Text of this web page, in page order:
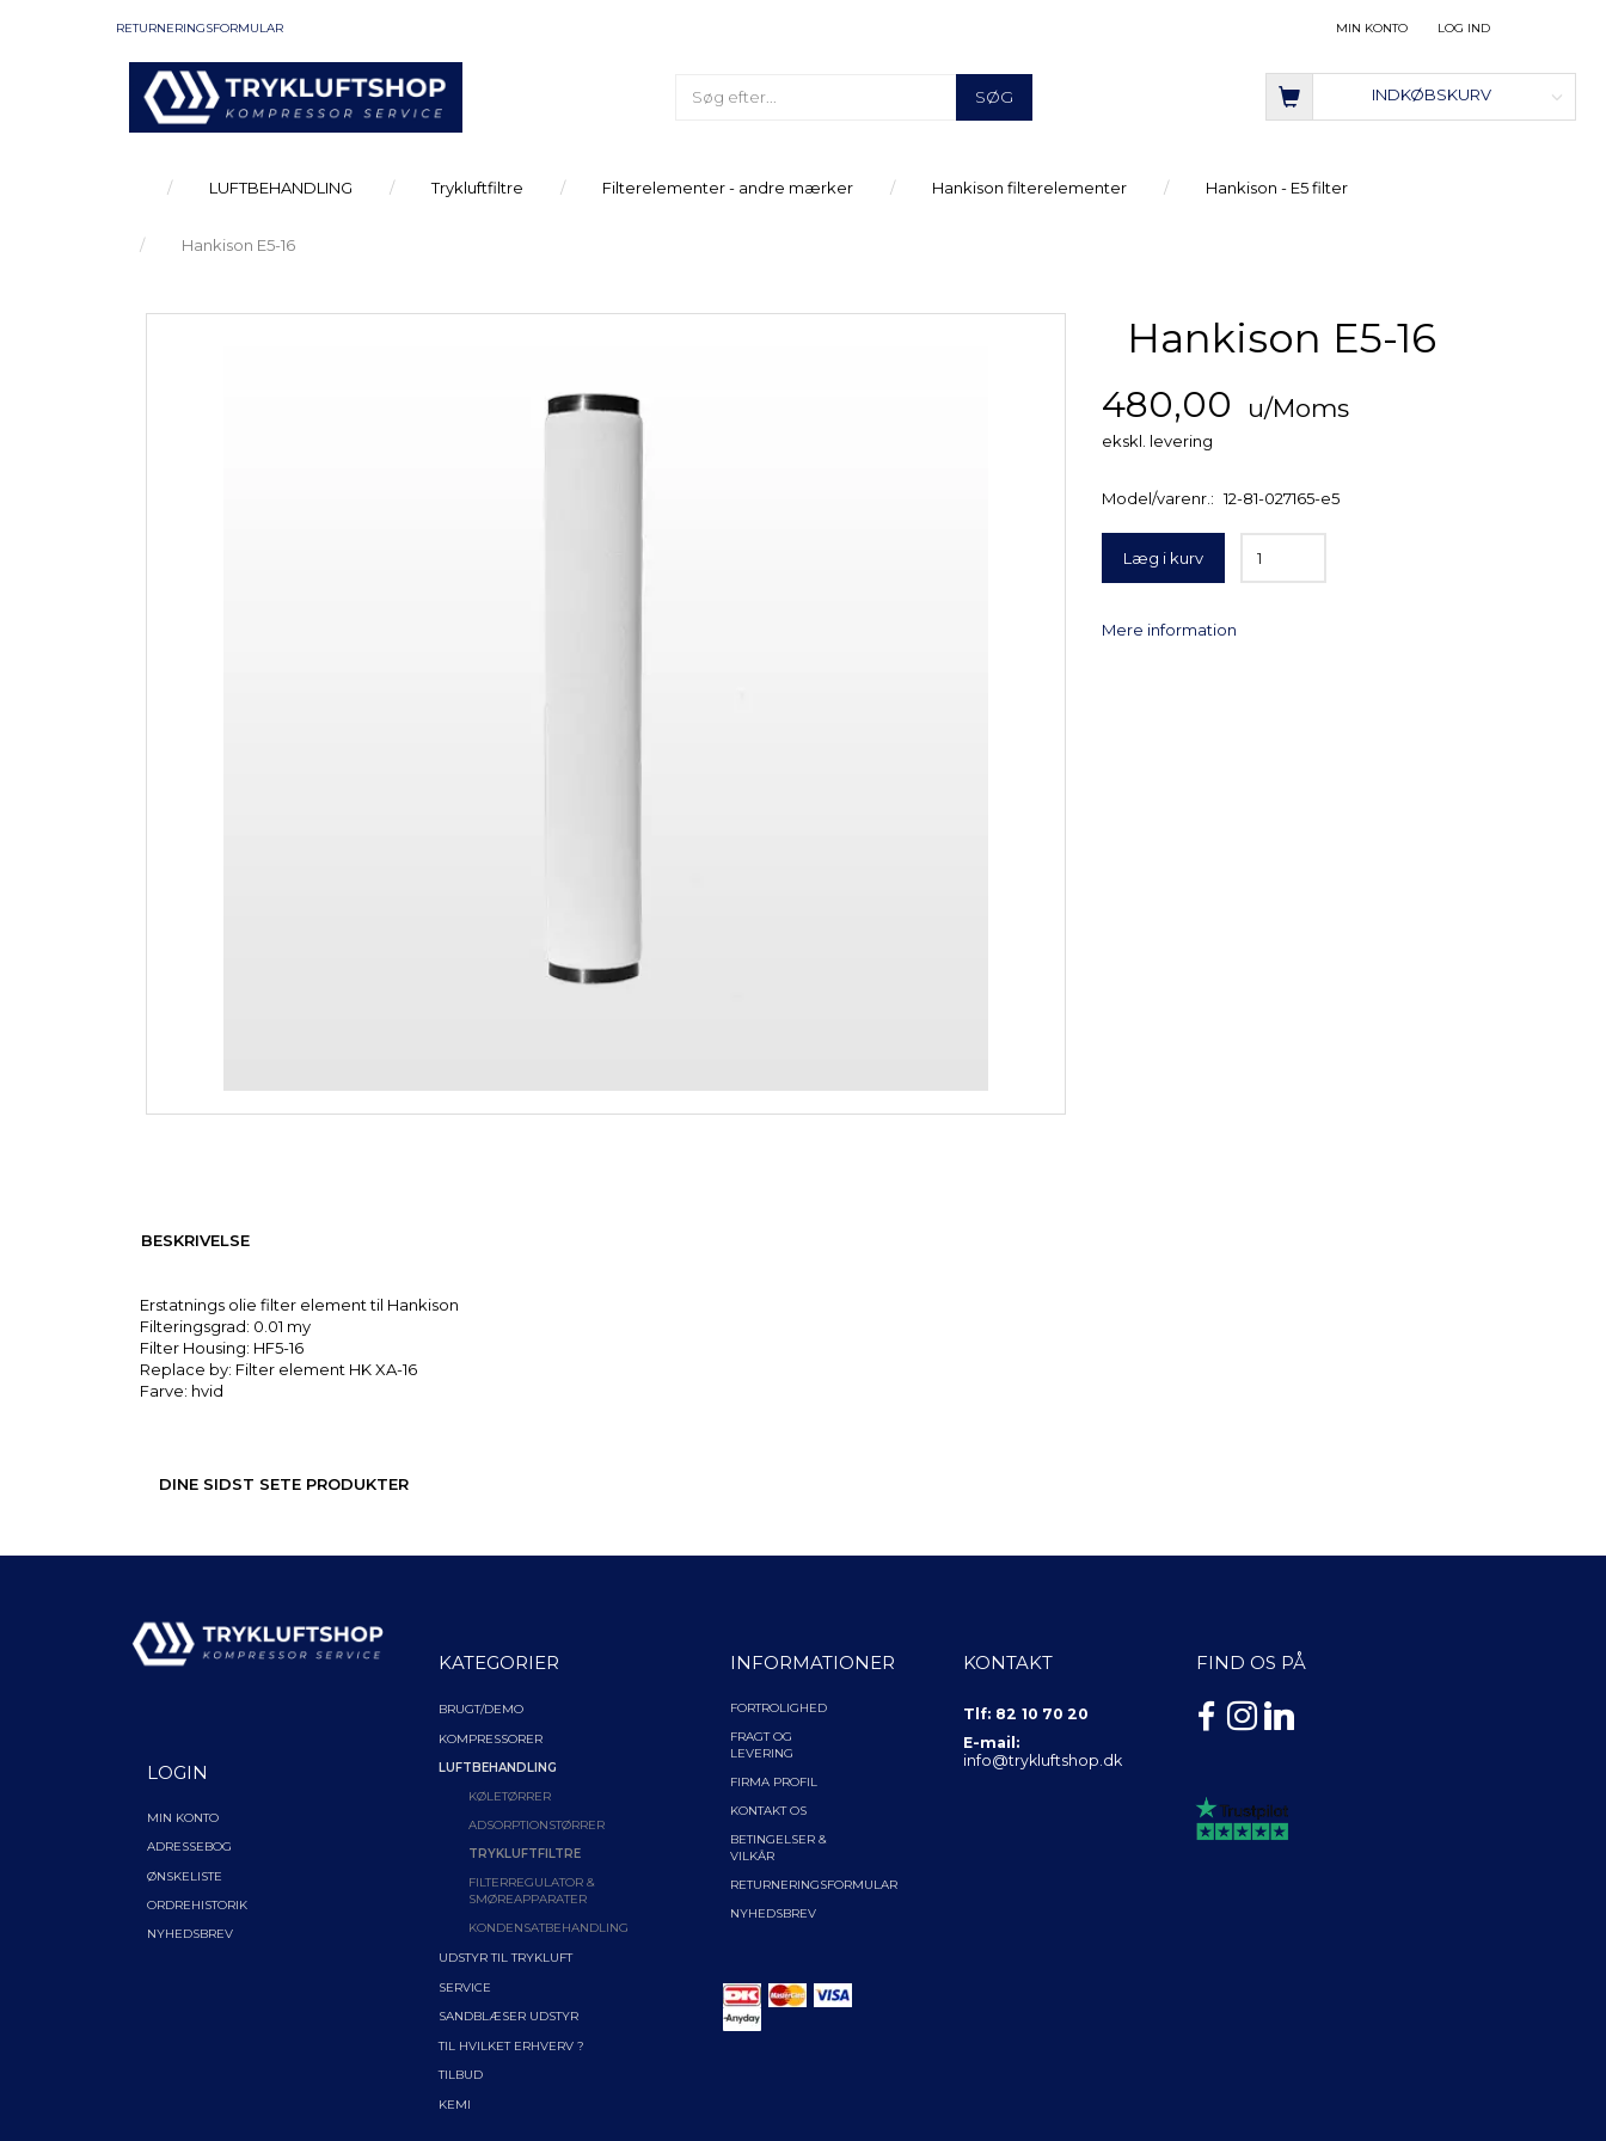
LOG IND
MIN KONTO
RETURNERINGSFORMULAR
SØG INDKØBSKURV
LUFTBEHANDLING Trykluftfiltre Filterelementer - andre mærker Hankison filterelementer Hankison - E5 filter
Hankison E5-16
Hankison E5-16
480,00 u/Moms
ekskl. levering
Model/varenr.: 12-81-027165-e5
Læg i kurv
Mere information
BESKRIVELSE
Erstatnings olie filter element til Hankison
Filteringsgrad: 0.01 my
Filter Housing: HF5-16
Replace by: Filter element HK XA-16
Farve: hvid
DINE SIDST SETE PRODUKTER
LOGIN
MIN KONTO
ADRESSEBOG
ØNSKELISTE
ORDREHISTORIK
NYHEDSBREV
KATEGORIER
BRUGT/DEMO
KOMPRESSORER
LUFTBEHANDLING
KØLETØRRER
ADSORPTIONSTØRRER
TRYKLUFTFILTRE
FILTERREGULATOR &
SMØREAPPARATER
KONDENSATBEHANDLING
UDSTYR TIL TRYKLUFT
SERVICE
SANDBLÆSER UDSTYR
TIL HVILKET ERHVERV ?
TILBUD
KEMI
INFORMATIONER
FORTROLIGHED
FRAGT OG
LEVERING
FIRMA PROFIL
KONTAKT OS
BETINGELSER &
VILKÅR
RETURNERINGSFORMULAR
NYHEDSBREV
KONTAKT
Tlf: 82 10 70 20
E-mail:
info@trykluftshop.dk
FIND OS PÅ